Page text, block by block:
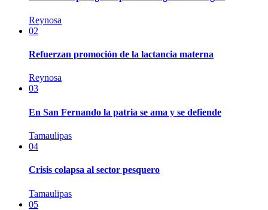
Reynosa
02
Refuerzan promoción de la lactancia materna
Reynosa
03
En San Fernando la patria se ama y se defiende
Tamaulipas
04
Crisis colapsa al sector pesquero
Tamaulipas
05